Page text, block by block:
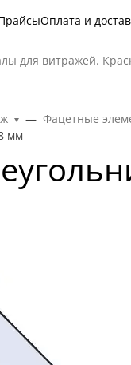
Оплата и
для витражей.
Фацетные
мм